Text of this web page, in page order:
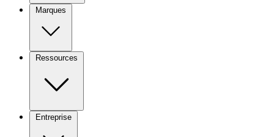
Marques
Ressources
Entreprise